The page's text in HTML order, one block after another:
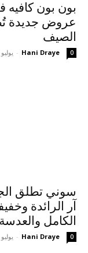
بون بون كافيه
عروض جديدة
الصيف
Hani Draye
- يوليو 24, 2025 0
آر الرائدة
الكامل والعدسة
Hani Draye
- يوليو 24, 2025 0